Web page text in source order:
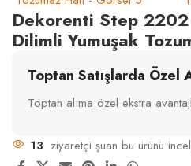
Dekorenti Step
Dilimli Yumuşak
Toptan Satışlarda Özel
Toptan alıma özel ekstra
13 ziyaretçi şuan bu ürünü